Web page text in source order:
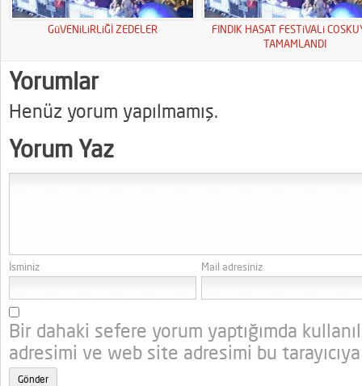
GüVENiLiRLiĞİ ZEDELER
FINDIK HASAT FESTiVALi
TAMAMLANDI
Yorumlar
Henüz yorum yapılmamış.
Yorum Yaz
İsminiz Mail adresiniz
Bir dahaki sefere yorum yaptığımda
adresimi ve web site adresimi bu